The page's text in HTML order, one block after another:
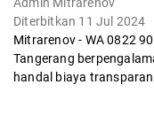
Diterbitkan 11 Jul 2024
Mitrarenov - WA 0822
Tangerang
handal biaya